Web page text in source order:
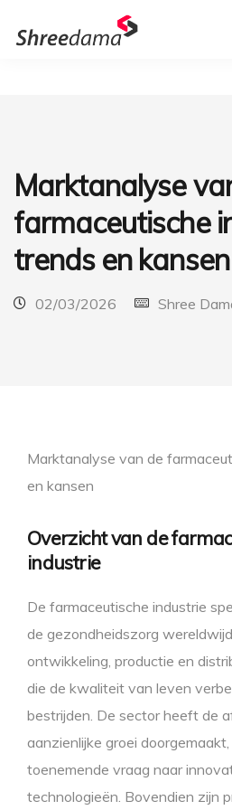
Marktanalyse
farmaceutische
trends en kansen
02/03/2026 Shree
Marktanalyse van de
en kansen
Overzicht van de
industrie
De farmaceutische industrie
de gezondheidszorg
ontwikkeling, productie en
die de kwaliteit van leven
bestrijden. De sector heeft de
aanzienlijke groei
toenemende vraag naar
technologieën. Bovendien zijn